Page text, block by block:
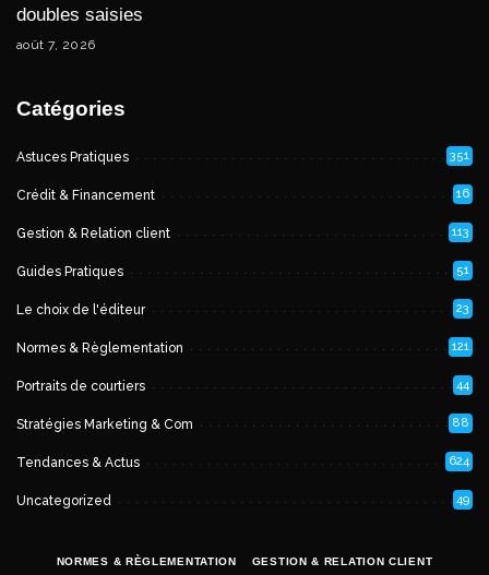
doubles saisies
août 7, 2026
Catégories
Astuces Pratiques 351
Crédit & Financement 16
Gestion & Relation client 113
Guides Pratiques 51
Le choix de l'éditeur 23
Normes & Règlementation 121
Portraits de courtiers 44
Stratégies Marketing & Com 88
Tendances & Actus 624
Uncategorized 49
NORMES & RÈGLEMENTATION GESTION & RELATION CLIENT